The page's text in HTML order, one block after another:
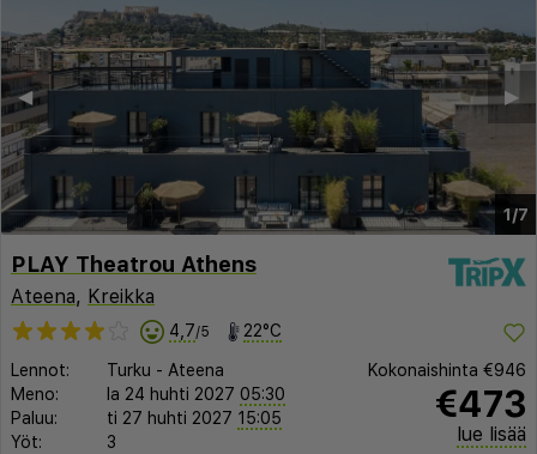
1/7
▶︎
◀︎
PLAY Theatrou Athens
Ateena, Kreikka
4,7/5 22°C
Lennot: Turku - Ateena
Meno:
la 24 huhti 2027 05:30
Paluu:
ti 27 huhti 2027 15:05
Yöt:
3
Kokonaishinta €946
€473
lue lisää